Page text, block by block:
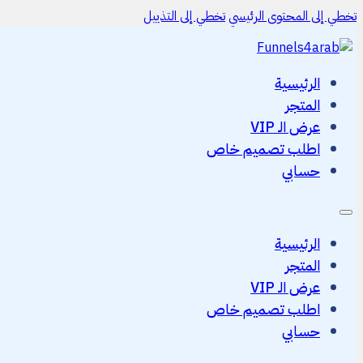
تخطي إلى المحتوى الرئيسيتخطي إلى التذييل
الرئيسية
المتجر
عرض الـ VIP
اطلب تصميم خاص
حسابي
الرئيسية
المتجر
عرض الـ VIP
اطلب تصميم خاص
حسابي